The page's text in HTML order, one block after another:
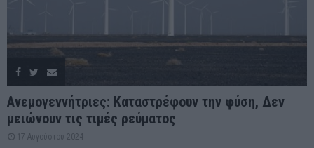
Ανεμογεννήτριες: Καταστρέφουν την φύση, Δεν
μειώνουν τις τιμές ρεύματος
17 Αυγούστου 2024